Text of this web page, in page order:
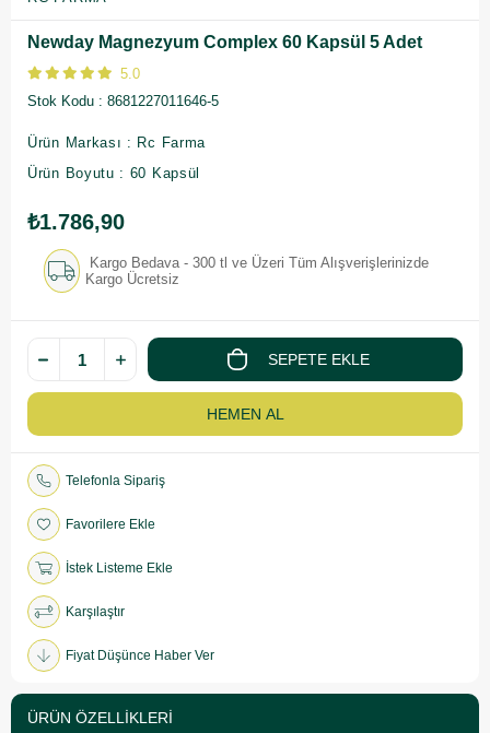
Newday Magnezyum Complex 60 Kapsül 5 Adet
5.0
Stok Kodu
8681227011646-5
Ürün Markası : Rc Farma
Ürün Boyutu : 60 Kapsül
₺1.786,90
Kargo Bedava - 300 tl ve Üzeri Tüm Alışverişlerinizde
Kargo Ücretsiz
Telefonla Sipariş
Favorilere Ekle
İstek Listeme Ekle
Karşılaştır
Fiyat Düşünce Haber Ver
ÜRÜN ÖZELLIKLERI